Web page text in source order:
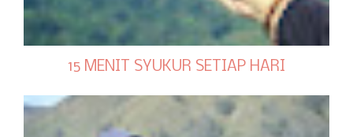
15 MENIT SYUKUR SETIAP HARI